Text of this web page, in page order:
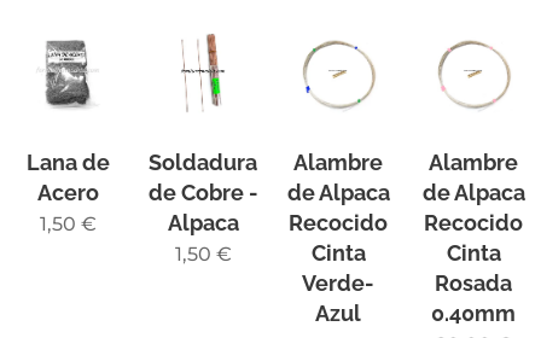
Lana de
Acero
1,50 €
Soldadura
de Cobre -
Alpaca
1,50 €
Alambre
de Alpaca
Recocido
Cinta
Verde-
Azul
Alambre
de Alpaca
Recocido
Cinta
Rosada
0.40mm